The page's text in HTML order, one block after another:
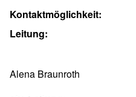
Kontaktmöglichkeit:
Leitung:
Alena Braunroth